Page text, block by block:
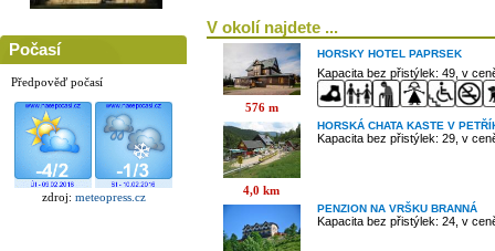
Počasí
Předpověď počasí
zdroj: meteopress.cz
V okolí najdete ...
576 m
HORSKY HOTEL PAPRSEK
Kapacita bez přistýlek: 49, v
4,0 km
HORSKÁ CHATA KASTE V
Kapacita bez přistýlek: 29, v
PENZION NA VRŠKU BRANNÁ
Kapacita bez přistýlek: 24, v